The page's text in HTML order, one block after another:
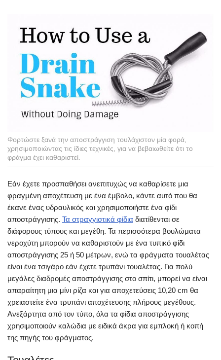
Φορτώστε ξανά την αποστράγγιση τουλάχιστον μία φορά,
χρησιμοποιώντας τις ίδιες τεχνικές, για να βεβαιωθείτε ότι το
φράγμα έχει καθαριστεί.
Εάν έχετε προσπαθήσει ανεπιτυχώς να καθαρίσετε μια
φραγμένη αποχέτευση με ένα έμβολο, κάντε αυτό που θα
έκανε ένας υδραυλικός και χρησιμοποιήστε ένα φίδι
αποστράγγισης. Τα στραγγιστικά φίδια διατίθενται σε
διάφορους τύπους και μεγέθη. Τα περισσότερα βουλώματα
νεροχύτη μπορούν να καθαριστούν με ένα τυπικό φίδι
αποστράγγισης 25 ή 50 μέτρων, ενώ τα φράγματα τουαλέτας
είναι ένα τσιγάρο εάν έχετε τρυπάνι τουαλέτας. Για πολύ
μεγάλες διαδρομές αποστράγγισης στο σπίτι, μπορεί να είναι
απαραίτητη μια μίνι ρίζα και για αποχετεύσεις 10,20 cm θα
χρειαστείτε ένα τρυπάνι αποχέτευσης πλήρους μεγέθους.
Ανεξάρτητα από τον τύπο, όλα τα φίδια αποστράγγισης
χρησιμοποιούν καλώδια με ειδικά άκρα για εμπλοκή ή κοπή
της πηγής του φράγματος.